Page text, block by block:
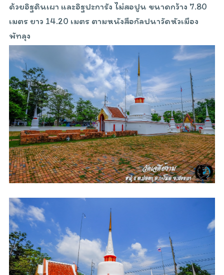
ด้วยอิฐดินเผา และอิฐปะการัง ไม่สอปูน ขนาดกว้าง 7.80
เมตร ยาว 14.20 เมตร ตามหนังสือกัลปนาวัดหัวเมือง
พัทลุง